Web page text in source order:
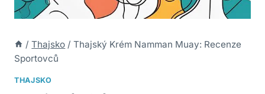
/ Thajsko / Thajský Krém Namman Muay: Recenze
Sportovců
THAJSKO